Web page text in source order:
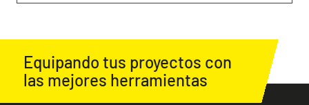
Equipando tus proyectos con
las mejores herramientas